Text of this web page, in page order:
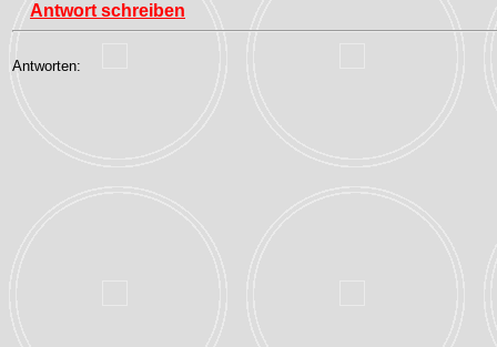
Antwort schreiben
Antworten: